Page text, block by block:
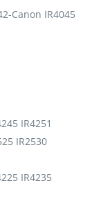
Canon IR4045
IR4251
IR2530
IR4235